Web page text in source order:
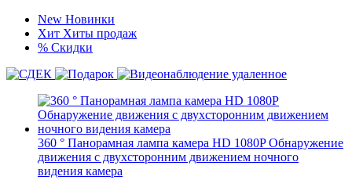
New Новинки
Хит Хиты продаж
% Скидки
360 ° Панорамная лампа камера HD 1080P Обнаружение
движения с двухсторонним движением ночного
видения камера